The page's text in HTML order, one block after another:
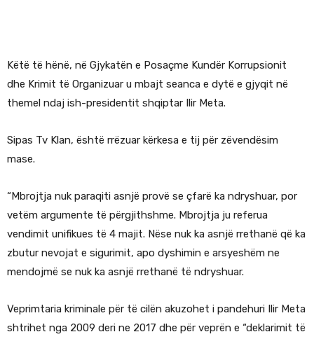
Këtë të hënë, në Gjykatën e Posaçme Kundër Korrupsionit
dhe Krimit të Organizuar u mbajt seanca e dytë e gjyqit në
themel ndaj ish-presidentit shqiptar Ilir Meta.
Sipas Tv Klan, është rrëzuar kërkesa e tij për zëvendësim
mase.
“Mbrojtja nuk paraqiti asnjë provë se çfarë ka ndryshuar, por
vetëm argumente të përgjithshme. Mbrojtja ju referua
vendimit unifikues të 4 majit. Nëse nuk ka asnjë rrethanë që ka
zbutur nevojat e sigurimit, apo dyshimin e arsyeshëm ne
mendojmë se nuk ka asnjë rrethanë të ndryshuar.
Veprimtaria kriminale për të cilën akuzohet i pandehuri Ilir Meta
shtrihet nga 2009 deri ne 2017 dhe për veprën e “deklarimit të